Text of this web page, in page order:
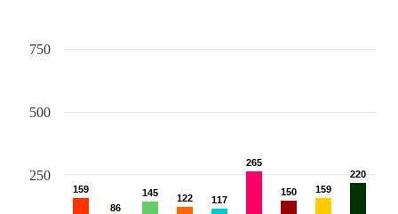
159
159
86
86
145
145 122
122 117
117
265
265
150
150 159
159
220
220
250
500
750